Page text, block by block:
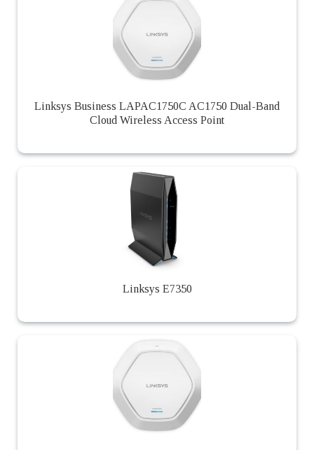
Linksys Business LAPAC1750C AC1750 Dual-Band
Cloud Wireless Access Point
Linksys E7350